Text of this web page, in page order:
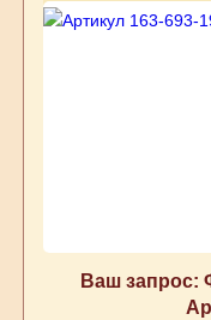
Ваш запрос: